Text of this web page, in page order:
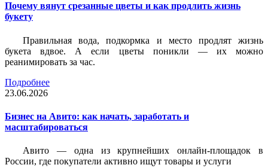
Почему вянут срезанные цветы и как продлить жизнь
букету
Правильная вода, подкормка и место продлят жизнь
букета вдвое. А если цветы поникли — их можно
реанимировать за час.
Подробнее
23.06.2026
Бизнес на Авито: как начать, заработать и
масштабироваться
Авито — одна из крупнейших онлайн-площадок в
России, где покупатели активно ищут товары и услуги